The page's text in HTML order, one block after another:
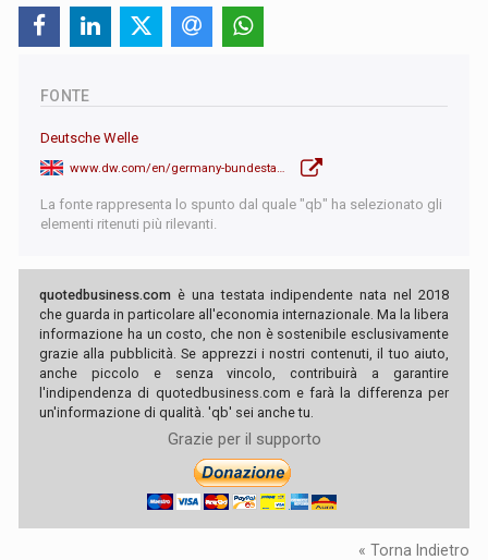
FONTE
Deutsche Welle
La fonte rappresenta lo spunto dal quale "qb" ha selezionato gli
elementi ritenuti più rilevanti.
quotedbusiness.com è una testata indipendente nata nel 2018
che guarda in particolare all'economia internazionale. Ma la libera
informazione ha un costo, che non è sostenibile esclusivamente
grazie alla pubblicità. Se apprezzi i nostri contenuti, il tuo aiuto,
anche piccolo e senza vincolo, contribuirà a garantire
l'indipendenza di quotedbusiness.com e farà la differenza per
un'informazione di qualità. 'qb' sei anche tu.
Grazie per il supporto
« Torna Indietro